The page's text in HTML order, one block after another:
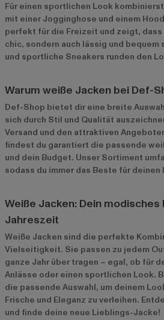
Für einen sportlichen Look
mit einer Jogginghose und einem
perfekt für die Freizeit und zeigt, dass
chic, sondern auch lässig und bequem
und sportliche Sneakers runden den
Warum weiße Jacken bei Def-
Def-Shop bietet dir eine breite
sich durch Stil und Qualität
Versand und den attraktiven
findest du garantiert die passende
und dein Budget. Unser Sortiment
sodass du immer das Beste für
Weiße Jacken: Dein
Jahreszeit
Weiße Jacken sind die perfekte
Vielseitigkeit. Sie passen zu jedem
ganze Jahr über tragen – egal, ob für
Anlässe oder einen sportlichen Look.
die passende Auswahl, um deinem
Frische und Eleganz zu verleihen.
und finde deine neue Lieblings-Jacke!